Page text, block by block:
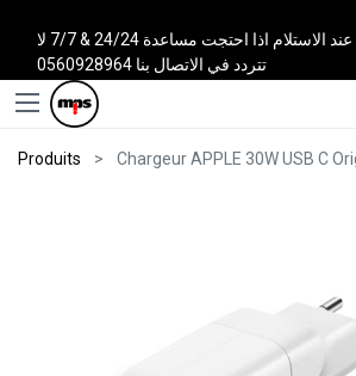
اطلب الان والدفع عند الاستلام اذا احتجت مساعدة 24/24 & 7/7 لا
تتردد في الاتصال بنا 0560928964
Produits Chargeur APPLE 30W USB C